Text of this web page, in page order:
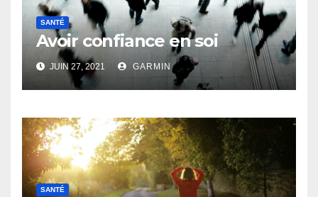
SANTÉ
Avoir confiance en soi
JUIN 27, 2021 GARMIN
SANTÉ